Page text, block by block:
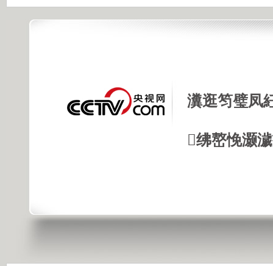
瀵逛笉璧凤
绋嶅悗灏